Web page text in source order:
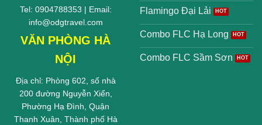
Tel: 0904788353 | Email:
info@odgtravel.com
VĂN PHÒNG HÀ
NỘI
Địa chỉ: Phòng 602, số nhà
200 đường Nguyễn Xiển,
Phường Hạ Đình, Quận
Thanh Xuân, Thành phố Hà
Flamingo Đại Lải
Combo FLC Hạ Long
Combo FLC Sầm Sơn